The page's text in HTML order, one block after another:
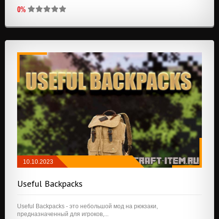
0%
10.10.2023
Useful Backpacks
Useful Backpacks - это небольшой мод на рюкзаки,
предназначенный для игроков,...